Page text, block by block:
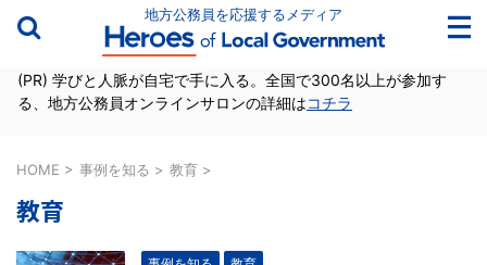
地方公務員を応援するメディア
(PR) 学びと人脈が自宅で手に入る。全国で300名以上が参加す
る、地方公務員オンラインサロンの詳細はコチラ
HOME > 事例を知る > 教育 >
教育